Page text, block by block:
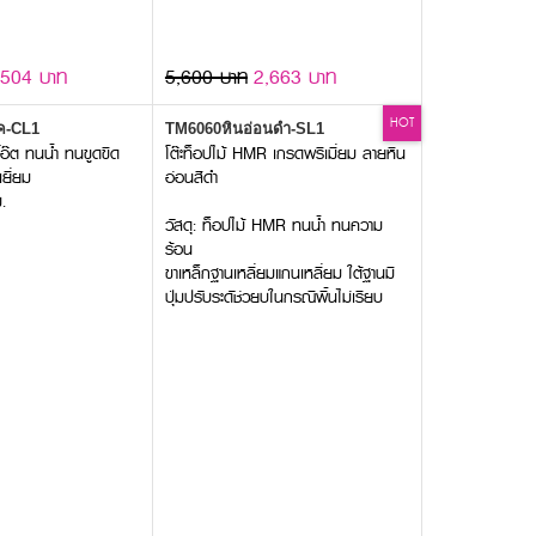
บาท 5,600 บาท2,663 บาท
-CL1
อ๊ต ทนน้ำ ทนขูดขีด
ยี่ยม
HOT
TM6060หินอ่อนดำ-SL1
โต๊ะท็อปไม้ HMR เกรดพรีเมี่ยม ลายหิน
อ่อนสีดำ
วัสดุ: ท็อปไม้ HMR ทนน้ำ ทนความ
ร้อน
ขาเหล็กฐานเหลี่ยมแกนเหลี่ยม ใต้ฐานมี
ปุ่มปรับระดัช่วยบในกรณีพื้นไม่เรียบ